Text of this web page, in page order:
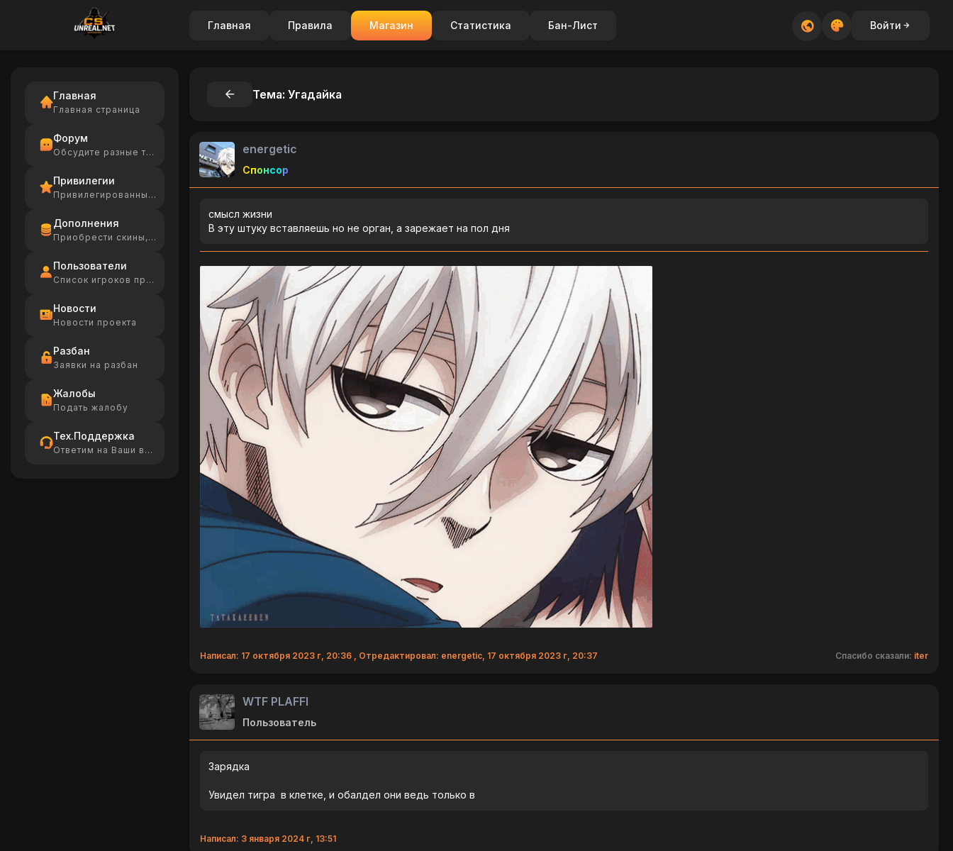
Главная Правила Магазин Статистика Бан-Лист Войти
Главная
Главная страница
Форум
Обсудите разные темы
Привилегии
Привилегированные игроки
Дополнения
Приобрести скины, Ammo
Пользователи
Список игроков проекта
Новости
Новости проекта
Разбан
Заявки на разбан
Жалобы
Подать жалобу
Тех.Поддержка
Ответим на Ваши вопросы
Тема: Угадайка
energetic
Спонсор
смысл жизни
В эту штуку вставляешь но не орган, а зарежает на пол дня
Написал: 17 октября 2023 г, 20:36 , Отредактировал: energetic, 17 октября 2023 г, 20:37 Спасибо сказали: iter
WTF PLAFFI
Пользователь
Зарядка
Увидел тигра в клетке, и обалдел они ведь только в
Написал: 3 января 2024 г, 13:51